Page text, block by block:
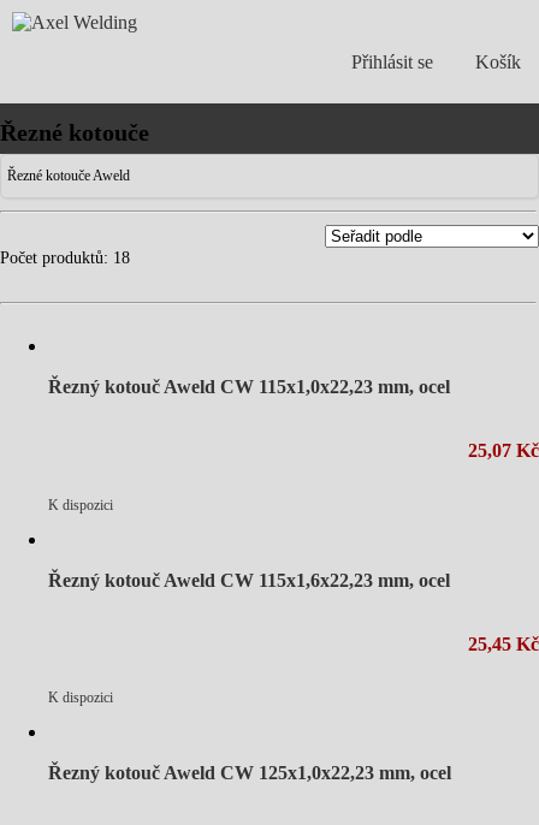
Košík
Přihlásit se
Řezné kotouče
Řezné kotouče Aweld
Počet produktů: 18
Řezný kotouč Aweld CW 115x1,0x22,23 mm, ocel
25,07 Kč
K dispozici
Řezný kotouč Aweld CW 115x1,6x22,23 mm, ocel
25,45 Kč
K dispozici
Řezný kotouč Aweld CW 125x1,0x22,23 mm, ocel